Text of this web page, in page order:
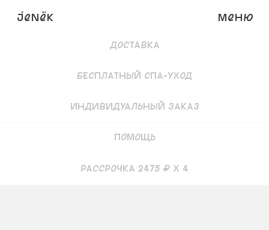
JENёK Меню
Доставка
Бесплатный СПА-уход
Индивидуальный заказ
Помощь
рассрочка 2475 ₽ x 4